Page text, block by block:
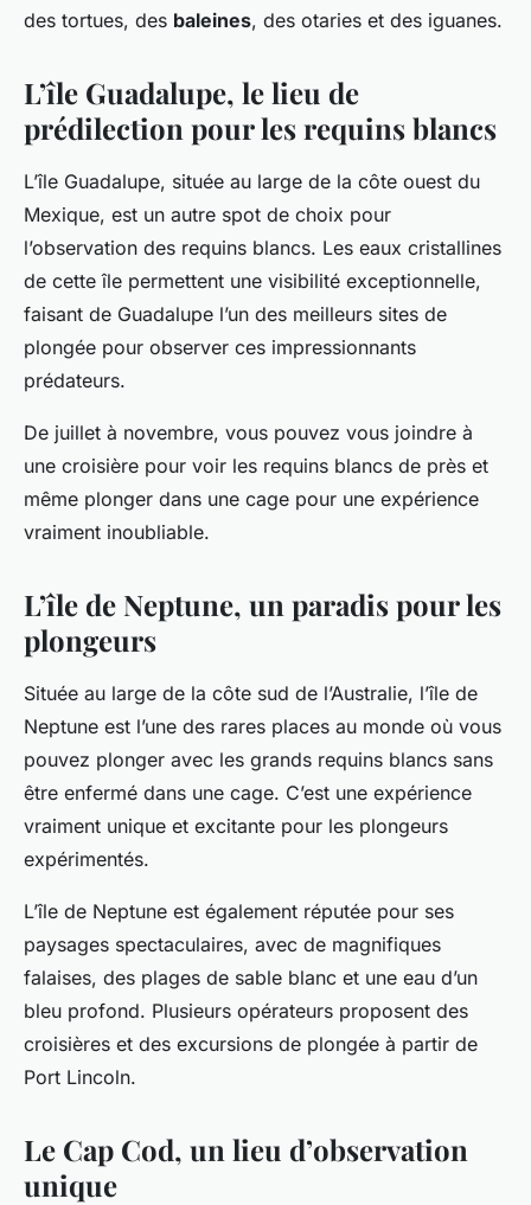
des tortues, des baleines, des otaries et des iguanes.
L’île Guadalupe, le lieu de
prédilection pour les requins blancs
L’île Guadalupe, située au large de la côte ouest du
Mexique, est un autre spot de choix pour
l’observation des requins blancs. Les eaux cristallines
de cette île permettent une visibilité exceptionnelle,
faisant de Guadalupe l’un des meilleurs sites de
plongée pour observer ces impressionnants
prédateurs.
De juillet à novembre, vous pouvez vous joindre à
une croisière pour voir les requins blancs de près et
même plonger dans une cage pour une expérience
vraiment inoubliable.
L’île de Neptune, un paradis pour les
plongeurs
Située au large de la côte sud de l’Australie, l’île de
Neptune est l’une des rares places au monde où vous
pouvez plonger avec les grands requins blancs sans
être enfermé dans une cage. C’est une expérience
vraiment unique et excitante pour les plongeurs
expérimentés.
L’île de Neptune est également réputée pour ses
paysages spectaculaires, avec de magnifiques
falaises, des plages de sable blanc et une eau d’un
bleu profond. Plusieurs opérateurs proposent des
croisières et des excursions de plongée à partir de
Port Lincoln.
Le Cap Cod, un lieu d’observation
unique